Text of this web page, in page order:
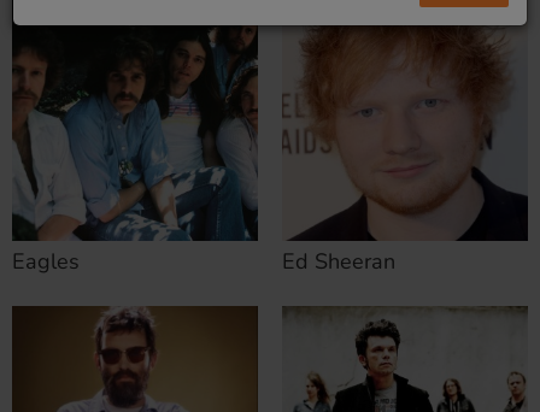
Eagles Ed Sheeran